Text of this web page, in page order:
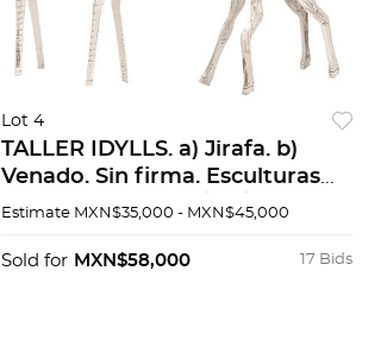
Lot 4
TALLER IDYLLS. a) Jirafa. b)
Venado. Sin firma. Esculturas
en plata Sterling 2/3 c/u. 2,961.3g
Estimate MXN$35,000 - MXN$45,000
17 Bids
Sold for MXN$58,000